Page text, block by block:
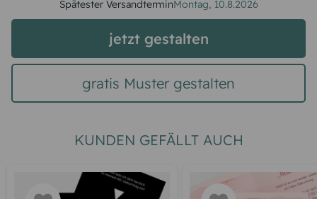
Spätester VersandterminMontag, 10.8.2026
jetzt gestalten
gratis Muster gestalten
KUNDEN GEFÄLLT AUCH